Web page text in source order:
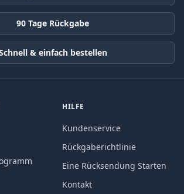
90 Tage Rückgabe
& einfach bestellen
HILFE
Kundenservice
Rückgaberichtlinie
Eine Rücksendung Starten
Kontakt